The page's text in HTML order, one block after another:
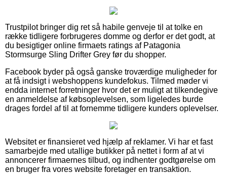
Trustpilot bringer dig ret så habile genveje til at tolke en
række tidligere forbrugeres domme og derfor er det godt, at
du besigtiger online firmaets ratings af Patagonia
Stormsurge Sling Drifter Grey før du shopper.
Facebook byder på også ganske troværdige muligheder for
at få indsigt i webshoppens kundefokus. Tilmed møder vi
endda internet forretninger hvor det er muligt at tilkendegive
en anmeldelse af købsoplevelsen, som ligeledes burde
drages fordel af til at fornemme tidligere kunders oplevelser.
Websitet er finansieret ved hjælp af reklamer. Vi har et fast
samarbejde med utallige butikker på nettet i form af at vi
annoncerer firmaernes tilbud, og indhenter godtgørelse om
en bruger fra vores website foretager en transaktion.